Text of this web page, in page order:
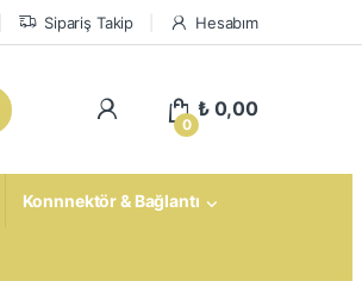
Sipariş Takip Hesabım
My Account
0
₺0,00
Konnnektör & Bağlantı